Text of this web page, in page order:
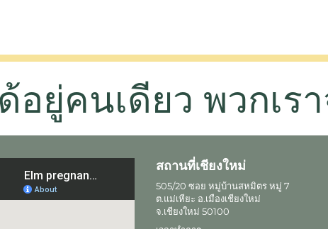
ยู่คนเดียว พวกเร
สถานที่เชียงใหม่
505/20 ซอย หมู่บ้านสหมิตร หมู่ 7
ต.แม่เหียะ อ.เมืองเชียงใหม่
จ.เชียงใหม่ 50100